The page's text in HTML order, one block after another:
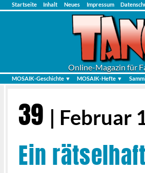
Startseite Inhalt Neues Impressum
Online-Magazin für
MOSAIK-Geschichte ▼ MOSAIK-Hefte ▼
39 | Februar
Ein